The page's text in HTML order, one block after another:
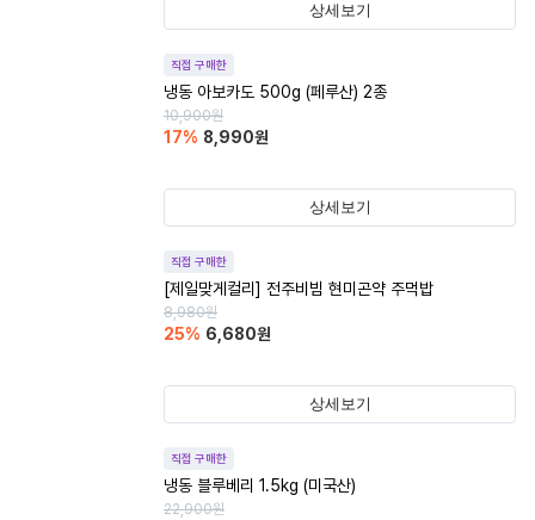
상세보기
직접 구매한
냉동 아보카도 500g (페루산) 2종
10,900원
17% 8,990원
상세보기
직접 구매한
[제일맞게컬리] 전주비빔 현미곤약 주먹밥
8,980원
25% 6,680원
상세보기
직접 구매한
냉동 블루베리 1.5kg (미국산)
22,900원